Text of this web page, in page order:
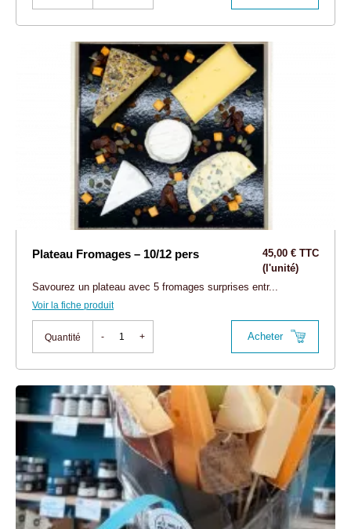
Plateau Fromages – 10/12 pers
45,00 € TTC
(l'unité)
Savourez un plateau avec 5 fromages surprises entr...
Voir la fiche produit
Quantité - + Acheter